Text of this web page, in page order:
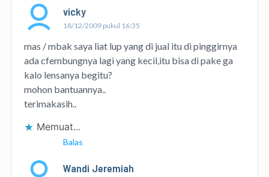
vicky
18/12/2009 pukul 16:35
mas / mbak saya liat lup yang di jual itu di pinggirnya
ada cfembungnya lagi yang kecil,itu bisa di pake ga
kalo lensanya begitu?
mohon bantuannya..
terimakasih..
Memuat...
Balas
Wandi Jeremiah